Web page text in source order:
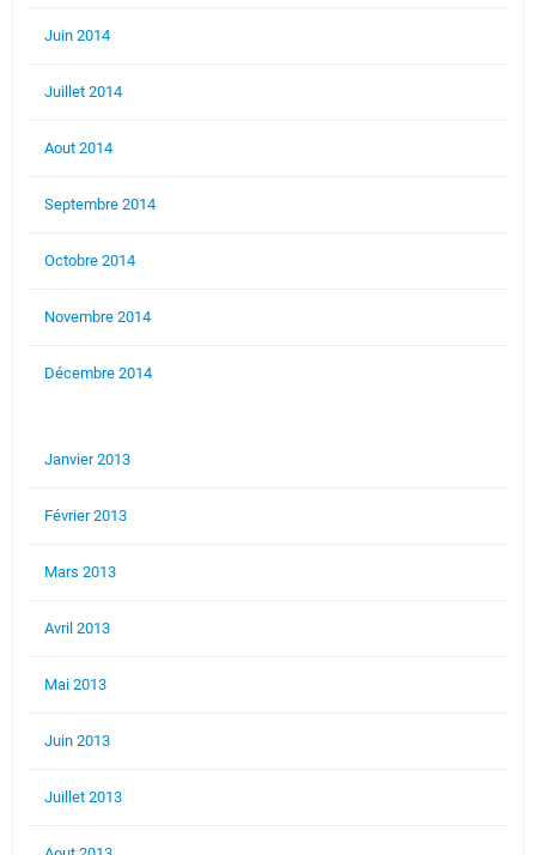
Juin 2014
Juillet 2014
Aout 2014
Septembre 2014
Octobre 2014
Novembre 2014
Décembre 2014
Janvier 2013
Février 2013
Mars 2013
Avril 2013
Mai 2013
Juin 2013
Juillet 2013